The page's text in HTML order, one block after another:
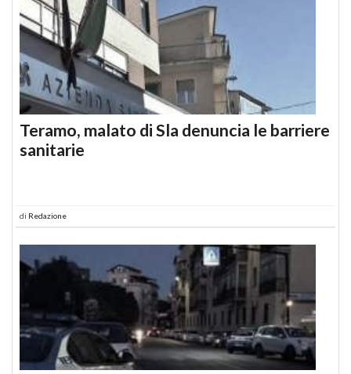
Teramo, malato di Sla denuncia le barriere
sanitarie
di Redazione